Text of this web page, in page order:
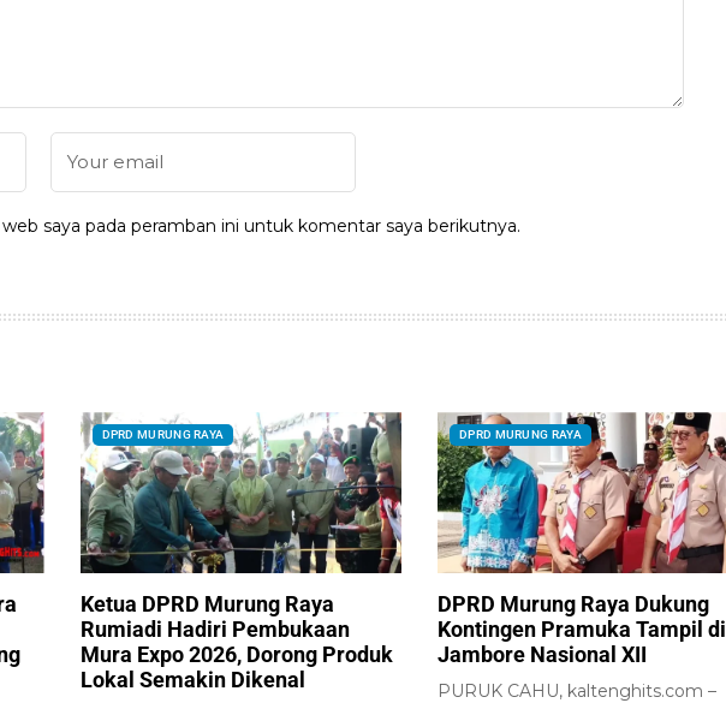
saya pada peramban ini untuk komentar saya berikutnya.
DPRD MURUNG RAYA
Ketua DPRD Murung Raya
Rumiadi Hadiri Pembukaan
Mura Expo 2026, Dorong Produk
Lokal Semakin Dikenal
DPRD MURUNG RAYA
DPRD Murung Raya Dukung
Kontingen Pramuka Tampil di
Jambore Nasional XII
PURUK CAHU, kaltenghits.com –